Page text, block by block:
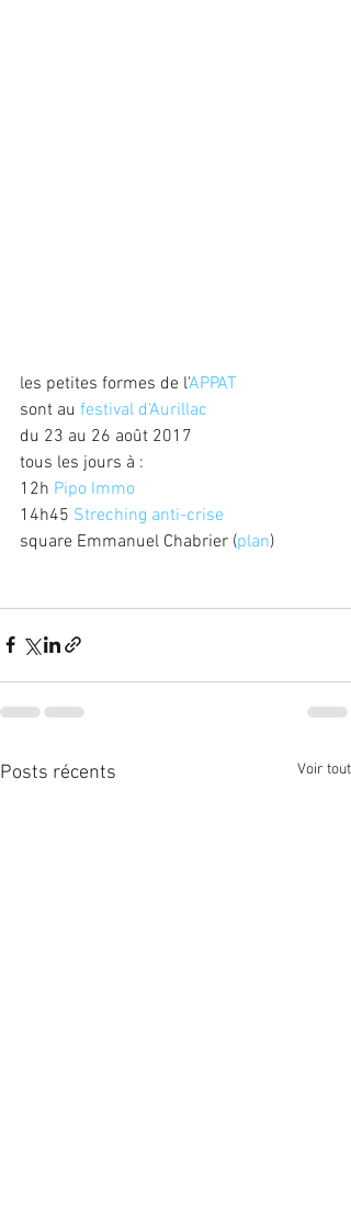
les petites formes de l'APPAT
sont au festival d'Aurillac
du 23 au 26 août 2017
tous les jours à :
12h Pipo Immo
14h45 Streching anti-crise
square Emmanuel Chabrier (plan)
Posts récents Voir tout